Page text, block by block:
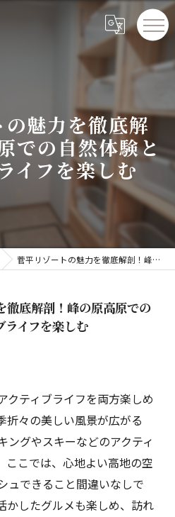
魅力を徹底解
での自然体験と
イフを楽しむ
菅平リゾートの魅力を徹底解剖！峰の原高原での自然体験とアクティブライフを楽しむ
徹底解剖！峰の原高原での
ライフを楽しむ
クティブライフを両方楽しめ
折々の美しい風景が広がる
ングやスキーなどのアクティ
ここでは、心地よい高地の空
ュできること間違いなしで
かしたグルメも楽しめ、訪れ